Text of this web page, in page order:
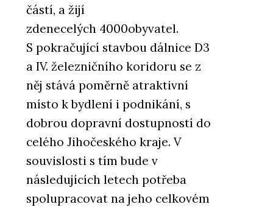
částí, a žijí
zdenecelých 4000obyvatel.
S pokračující stavbou dálnice D3
a IV. železničního koridoru se z
něj stává poměrně atraktivní
místo k bydlení i podnikání, s
dobrou dopravní dostupností do
celého Jihočeského kraje. V
souvislosti s tím bude v
následujících letech potřeba
spolupracovat na jeho celkovém